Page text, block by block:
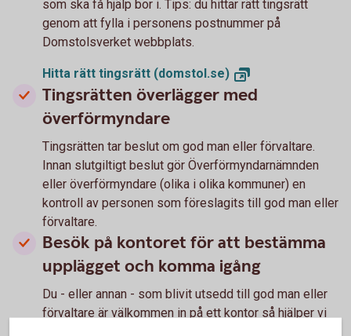
som ska få hjälp bor i. Tips: du hittar rätt tingsrätt
genom att fylla i personens postnummer på
Domstolsverket webbplats.
Hitta rätt tingsrätt (domstol.se)
Tingsrätten överlägger med
överförmyndare
Tingsrätten tar beslut om god man eller förvaltare.
Innan slutgiltigt beslut gör Överförmyndarnämnden
eller överförmyndare (olika i olika kommuner) en
kontroll av personen som föreslagits till god man eller
förvaltare.
Besök på kontoret för att bestämma
upplägget och komma igång
Du - eller annan - som blivit utsedd till god man eller
förvaltare är välkommen in på ett kontor så hjälper vi